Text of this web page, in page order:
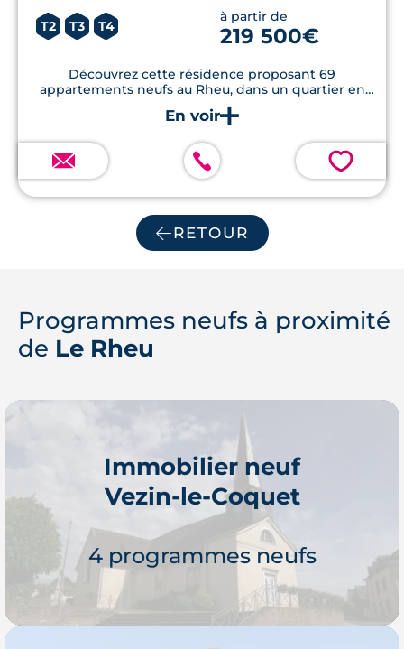
T2 T3 T4
à partir de
219 500€
Découvrez cette résidence proposant 69
appartements neufs au Rheu, dans un quartier en
pleine expansion à seulement 10 minutes de Rennes
💗
RETOUR
Programmes neufs à proximité
de Le Rheu
Immobilier neuf
Vezin-le-Coquet
4 programmes neufs